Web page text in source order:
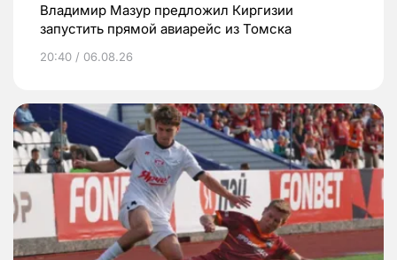
Владимир Мазур предложил Киргизии
запустить прямой авиарейс из Томска
20:40 / 06.08.26